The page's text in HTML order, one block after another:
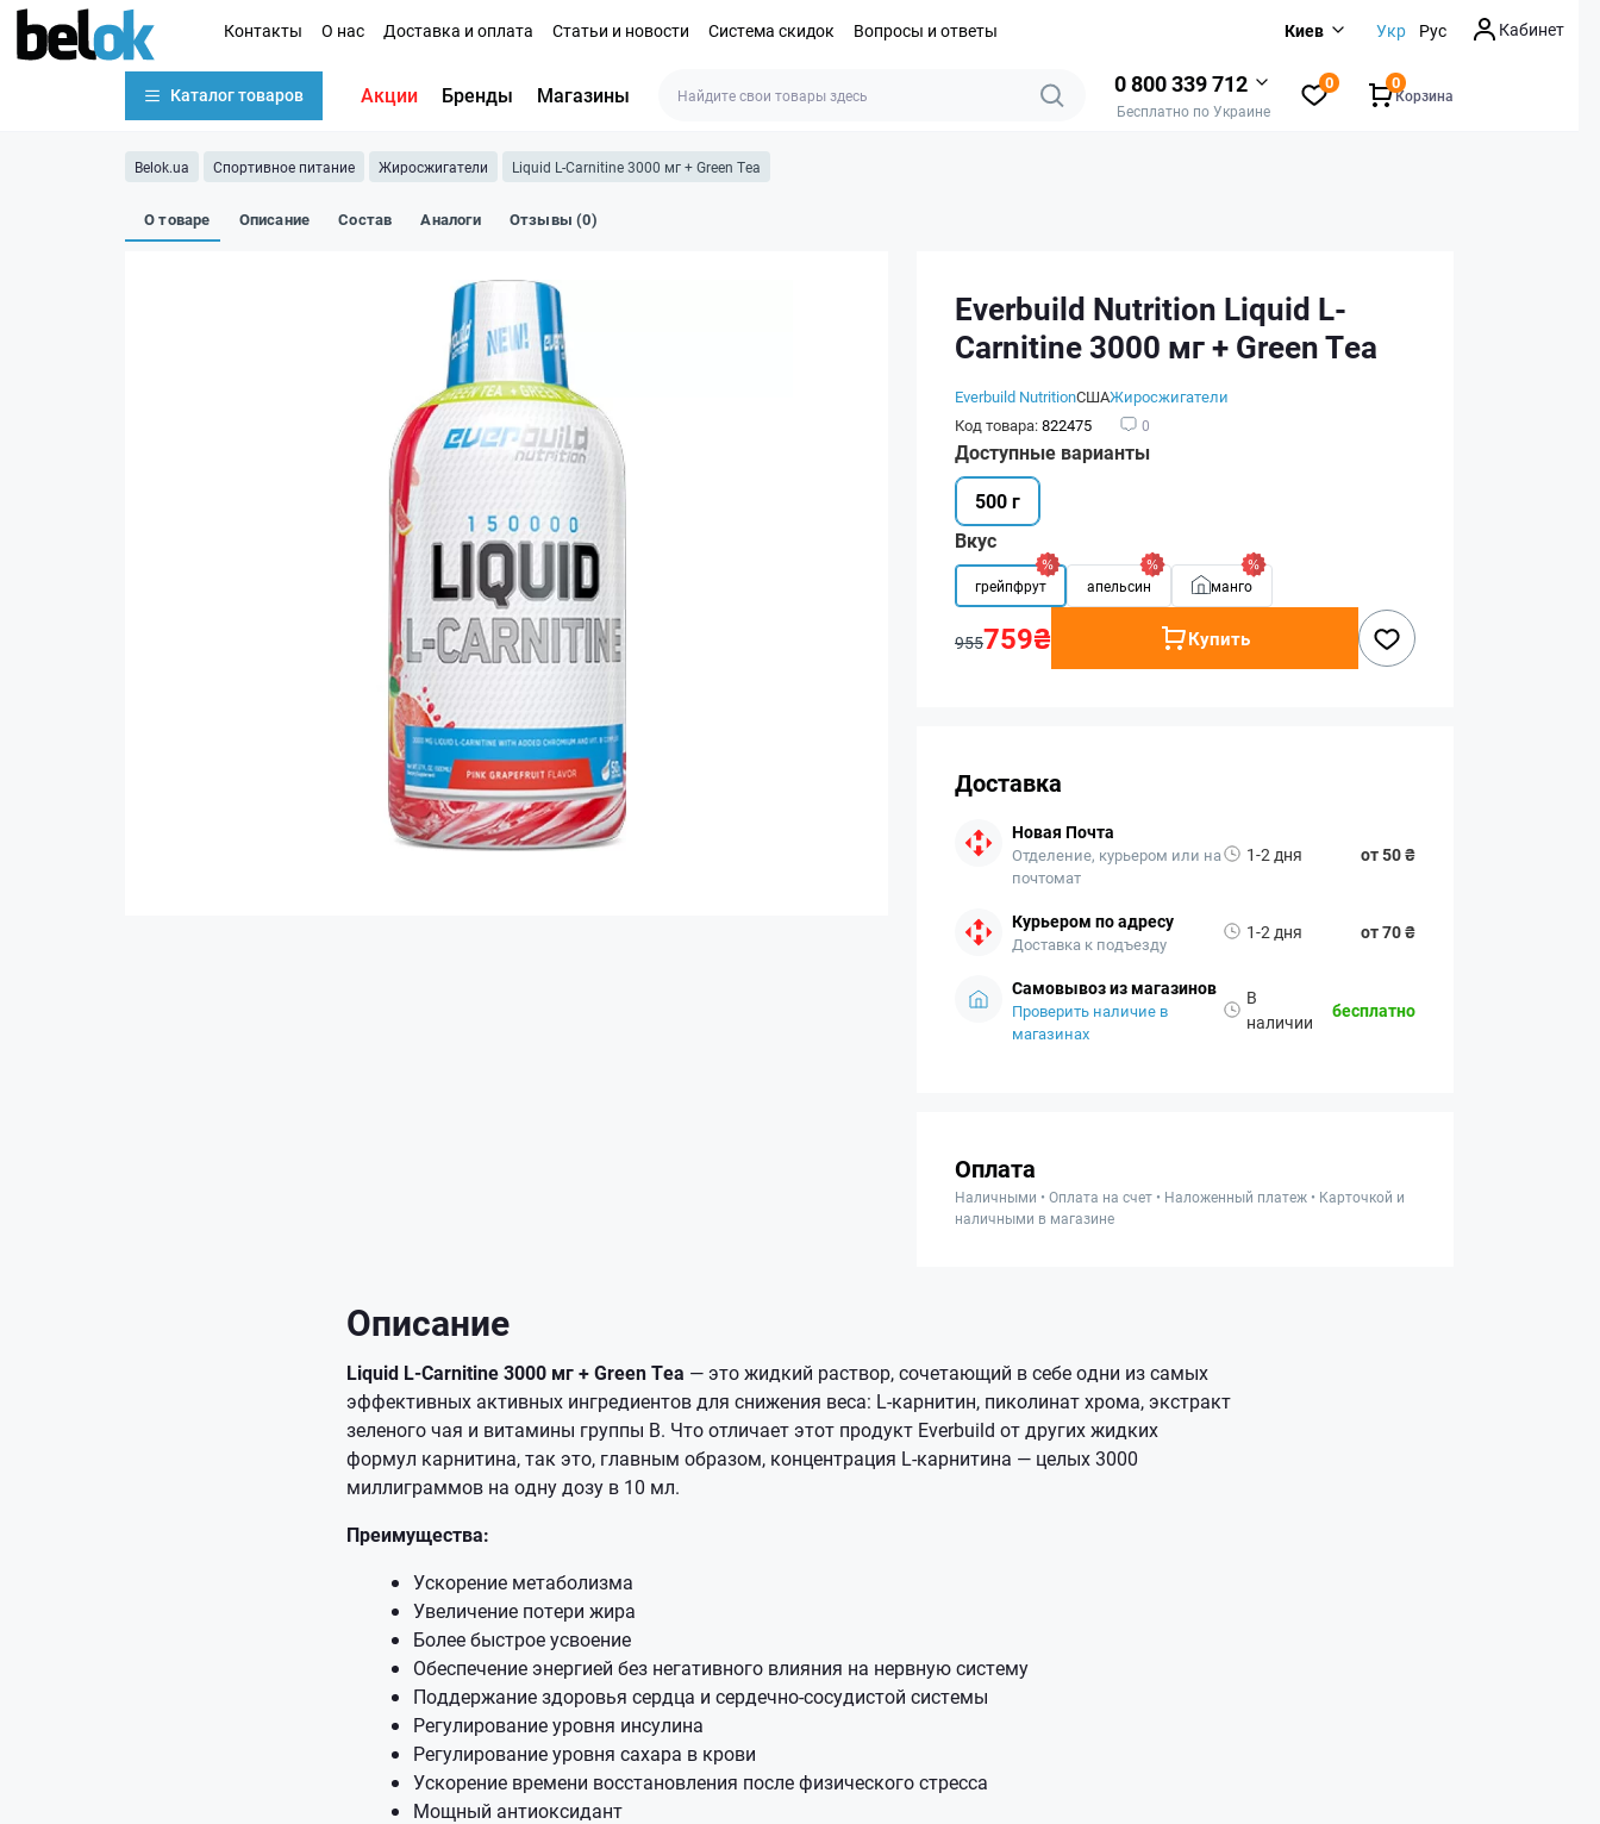
Контакты О нас Доставка и оплата Статьи и новости Система скидок Вопросы и ответы Киев Укр Рус Кабинет
Каталог товаров Акции Бренды Магазины 0 800 339 712
Бесплатно по Украине
0
Корзина
0
Belok.ua Спортивное питание Жиросжигатели Liquid L-Carnitine 3000 мг + Green Tea
О товаре Описание Состав Аналоги Отзывы (0)
Everbuild Nutrition Liquid L-
Carnitine 3000 мг + Green Tea
Everbuild NutritionСШАЖиросжигатели
Код товара:822475 0
Доступные варианты
500 г
Вкус
грейпфрут апельсин манго
955759₴ Купить
Доставка
Новая Почта
Отделение, курьером или на
почтомат
1-2 дня от 50 ₴
Курьером по адресу
Доставка к подъезду
1-2 дня от 70 ₴
Самовывоз из магазинов
Проверить наличие в
магазинах
В
наличии
бесплатно
Оплата
Наличными • Оплата на счет • Наложенный платеж • Карточкой и
наличными в магазине
Описание
Liquid L-Carnitine 3000 мг + Green Tea — это жидкий раствор, сочетающий в себе одни из самых
эффективных активных ингредиентов для снижения веса: L-карнитин, пиколинат хрома, экстракт
зеленого чая и витамины группы В. Что отличает этот продукт Everbuild от других жидких
формул карнитина, так это, главным образом, концентрация L-карнитина — целых 3000
миллиграммов на одну дозу в 10 мл.
Преимущества:
Ускорение метаболизма
Увеличение потери жира
Более быстрое усвоение
Обеспечение энергией без негативного влияния на нервную систему
Поддержание здоровья сердца и сердечно-сосудистой системы
Регулирование уровня инсулина
Регулирование уровня сахара в крови
Ускорение времени восстановления после физического стресса
Мощный антиоксидант